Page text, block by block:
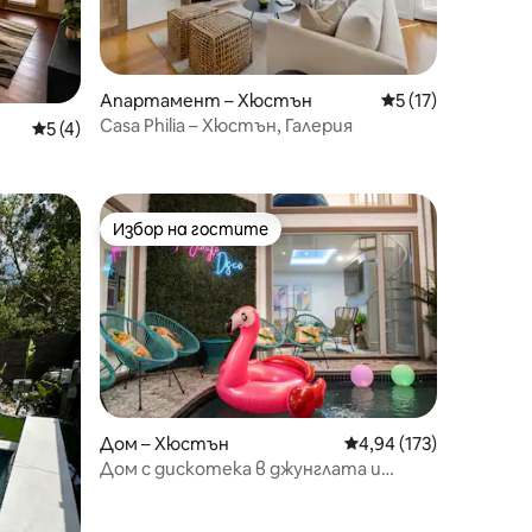
Средна оценка: 5 от 5, 4 отзива
5 (4)
Апартамент – Хюстън Средна оценка:
5 (17)
Casa Philia – Хюстън, Галерия
Избор на гостите
Избор на гостите
Дом – Хюстън Средна оценка: 4,94
4,94 (173)
Дом с дискотека в джунглата и